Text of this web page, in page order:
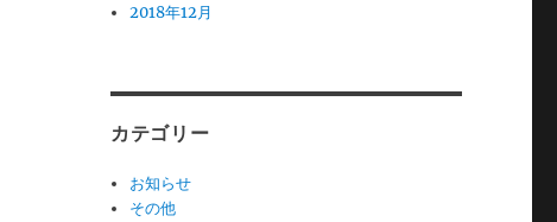
2018年12月
カテゴリー
お知らせ
その他